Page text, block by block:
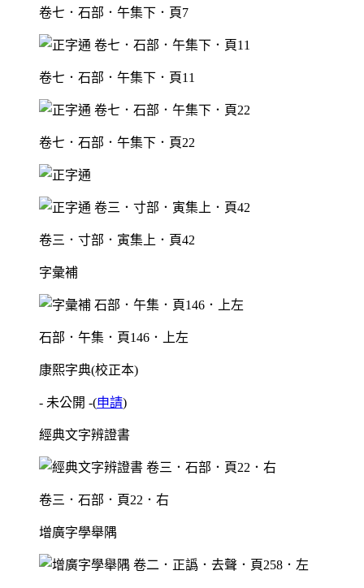
卷七．石部．午集下．頁7
卷七．石部．午集下．頁11
卷七．石部．午集下．頁22
卷三．寸部．寅集上．頁42
字彙補
石部．午集．頁146．上左
康熙字典(校正本)
- 未公開 -(申請)
經典文字辨證書
卷三．石部．頁22．右
增廣字學舉隅